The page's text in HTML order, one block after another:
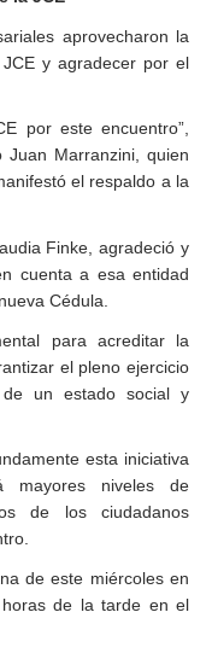
aprovecharon la
y agradecer por el
por este encuentro”,
Juan Marranzini, quien
el respaldo a la
Finke , agradeció y
cuenta a esa entidad
Cédula.
para acreditar la
el pleno ejercicio
un estado social y
esta iniciativa
mayores niveles de
de los ciudadanos
de este miércoles en
de la tarde en el